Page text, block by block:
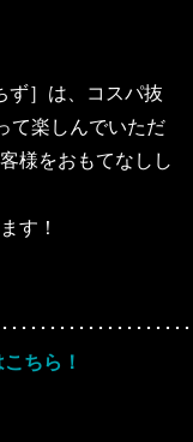
ず］は、コスパ抜
て楽しんでいただ
様をおもてなしし
す！
･･････････････････
ちら！